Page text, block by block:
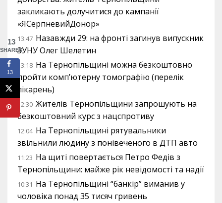
закликають долучитися до кампанії
«ЯСерпневийДонор»
13:47 Назавжди 29: на фронті загинув випускник
ЗУНУ Олег Шелетин
13:18 На Тернопільщині можна безкоштовно
пройти комп’ютерну томографію (перелік
лікарень)
12:30 Жителів Тернопільщини запрошують на
безкоштовний курс з нацспротиву
12:04 На Тернопільщині рятувальники
звільнили людину з понівеченого в ДТП авто
11:23 На щиті повертається Петро Федів з
Тернопільщини: майже рік невідомості та надії
10:31 На Тернопільщині “банкір” виманив у
чоловіка понад 35 тисяч гривень
13
SHARES
13